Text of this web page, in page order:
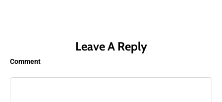
Leave A Reply
Comment